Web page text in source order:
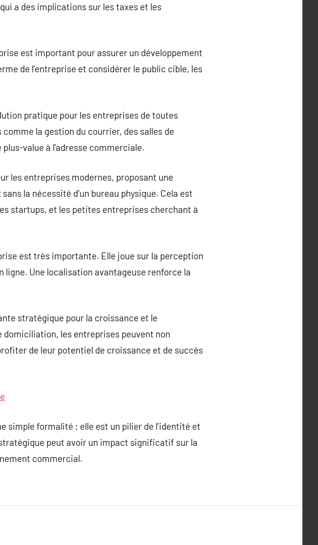
a des implications sur les taxes et les
est important pour assurer un développement
de l’entreprise et considérer le public cible, les
pratique pour les entreprises de toutes
la gestion du courrier, des salles de
value à l’adresse commerciale.
les entreprises modernes, proposant une
la nécessité d’un bureau physique. Cela est
startups, et les petites entreprises cherchant à
est très importante. Elle joue sur la perception
Une localisation avantageuse renforce la
stratégique pour la croissance et le
domiciliation, les entreprises peuvent non
de leur potentiel de croissance et de succès
simple formalité ; elle est un pilier de l’identité et
peut avoir un impact significatif sur la
commercial.